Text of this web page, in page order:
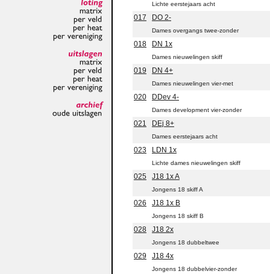
Lichte eerstejaars acht
017 DO 2-
Dames overgangs twee-zonder
018 DN 1x
Dames nieuwelingen skiff
019 DN 4+
Dames nieuwelingen vier-met
020 DDev 4-
Dames development vier-zonder
021 DEj 8+
Dames eerstejaars acht
023 LDN 1x
Lichte dames nieuwelingen skiff
025 J18 1x A
Jongens 18 skiff A
026 J18 1x B
Jongens 18 skiff B
028 J18 2x
Jongens 18 dubbeltwee
029 J18 4x
Jongens 18 dubbelvier-zonder